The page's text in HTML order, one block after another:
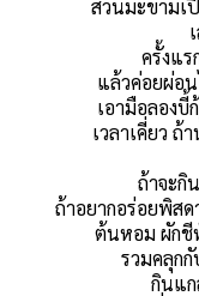
ส่วนมะขามเ
ครั้งแ
แล้วค่อยผ่อ
เอามือลองบี้
เวลาเคี่ยว ถ้
ถ้าจะกิ
ถ้าอยากอร่อยพิส
ต้นหอม ผักชี
รวมคลุก
กินแก